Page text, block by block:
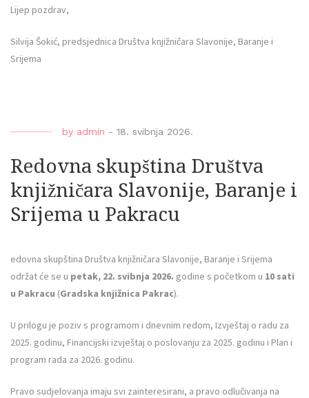
Lijep pozdrav,
Silvija Šokić, predsjednica Društva knjižničara Slavonije, Baranje i
Srijema
by admin - 18. svibnja 2026.
Redovna skupština Društva
knjižničara Slavonije, Baranje i
Srijema u Pakracu
edovna skupština Društva knjižničara Slavonije, Baranje i Srijema
održat će se u petak, 22. svibnja 2026. godine s početkom u 10 sati
u Pakracu (Gradska knjižnica Pakrac).
U prilogu je poziv s programom i dnevnim redom, Izvještaj o radu za
2025. godinu, Financijski izvještaj o poslovanju za 2025. godinu i Plan i
program rada za 2026. godinu.
Pravo sudjelovanja imaju svi zainteresirani, a pravo odlučivanja na